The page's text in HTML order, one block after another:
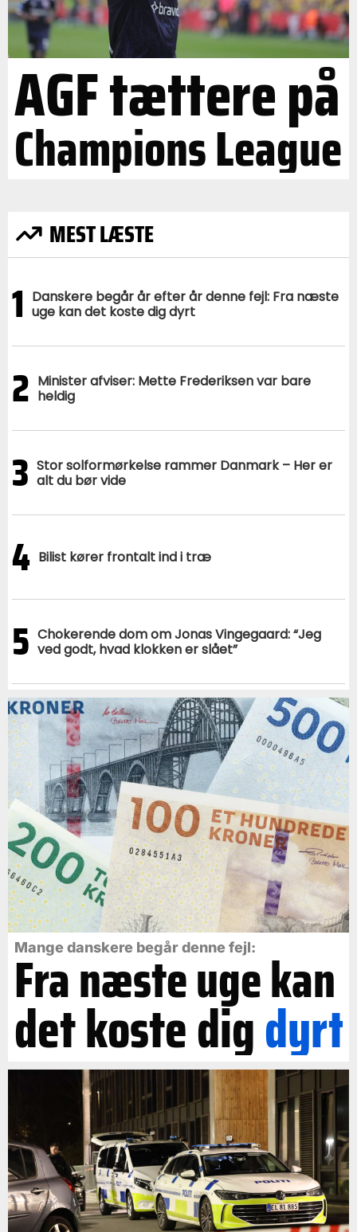
AGF tættere på
Champions League
MEST LÆSTE
1 Danskere begår år efter år denne fejl: Fra næste
uge kan det koste dig dyrt
2 Minister afviser: Mette Frederiksen var bare
heldig
3 Stor solformørkelse rammer Danmark – Her er
alt du bør vide
4 Bilist kører frontalt ind i træ
5 Chokerende dom om Jonas Vingegaard: “Jeg
ved godt, hvad klokken er slået”
Mange danskere begår denne fejl:
Fra næste uge kan
det koste digdyrt